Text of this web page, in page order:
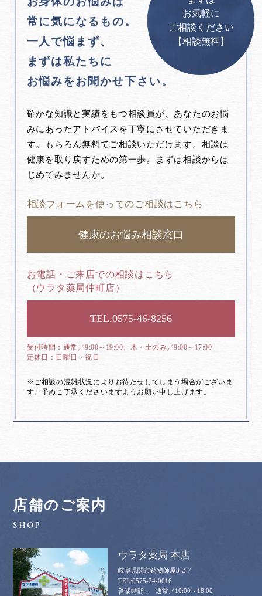
常に気になるもの。
一人で悩まず、
まずは私たちに
お悩みをお聞かせ下さい。
確かな知識と実績をもつ相談員が、あなたのお悩
みにあったアドバイスを丁寧にさせていただきま
す。もちろん無料でご相談いただけます。相談は
健康を取り戻すための第一歩。まずは相談からは
じめてみませんか。
相談フォームを使ってのご相談はこちら
健康のお悩み相談窓口
お電話・ご来店での相談はこちら
（ウラタ薬局仲町店）
0575-46-8256
通常／9:00～19:00、木・土のみ／9:00～17:00
日曜日・祝日
※ご相談の混雑状況によりお待たせしてしまう場合がございま
す。予めご了承くださいますようお願い申し上げます。
お気軽に
ご相談ください
【相談無料】
店舗のご案内
ウラタ薬局 本店
岐阜県関市鋳物師屋3-2-7
0575-24-0016
通常／10:00～18:00